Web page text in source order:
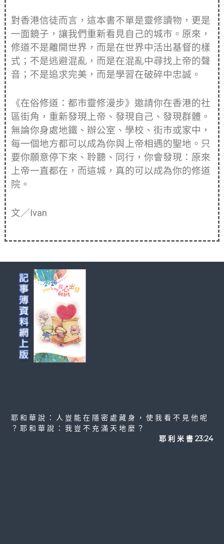
對香港信徒而言，這本書不單是靈修讀物，更是
一面鏡子，讓我們重新看見自己的城市。原來，
修道不是離開世界，而是在世界中活出基督的樣
式；不是逃避混亂，而是在混亂中尋找上帝的聲
音；不是追求完美，而是學習在破碎中忠誠。
《在俗修道：都市靈修漫步》邀請你在香港的社
區街角，重新發現上帝、發現自己、發現群體。
無論你身處地鐵、辦公室、學校、街市或家中，
每一個地方都可以成為你與上帝相遇的聖地。只
要你願意停下來、聆聽、同行，你會發現：原來
上帝一直都在，而這城，真的可以成為你的修道
院。
文／Ivan
耶 和 華 說 ： 人 豈 能 在 隱 密 處 藏 身 ， 使 我 看 不 見 他 呢
？ 耶 和 華 說 ： 我 豈 不 充 滿 天 地 麼 ？
耶 利 米 書 23:24